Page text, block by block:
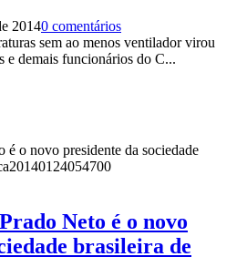
20140 comentários
sem ao menos ventilador virou
e demais funcionários do C...
é o novo presidente da sociedade
20140124054700
Neto é o novo
brasileira de